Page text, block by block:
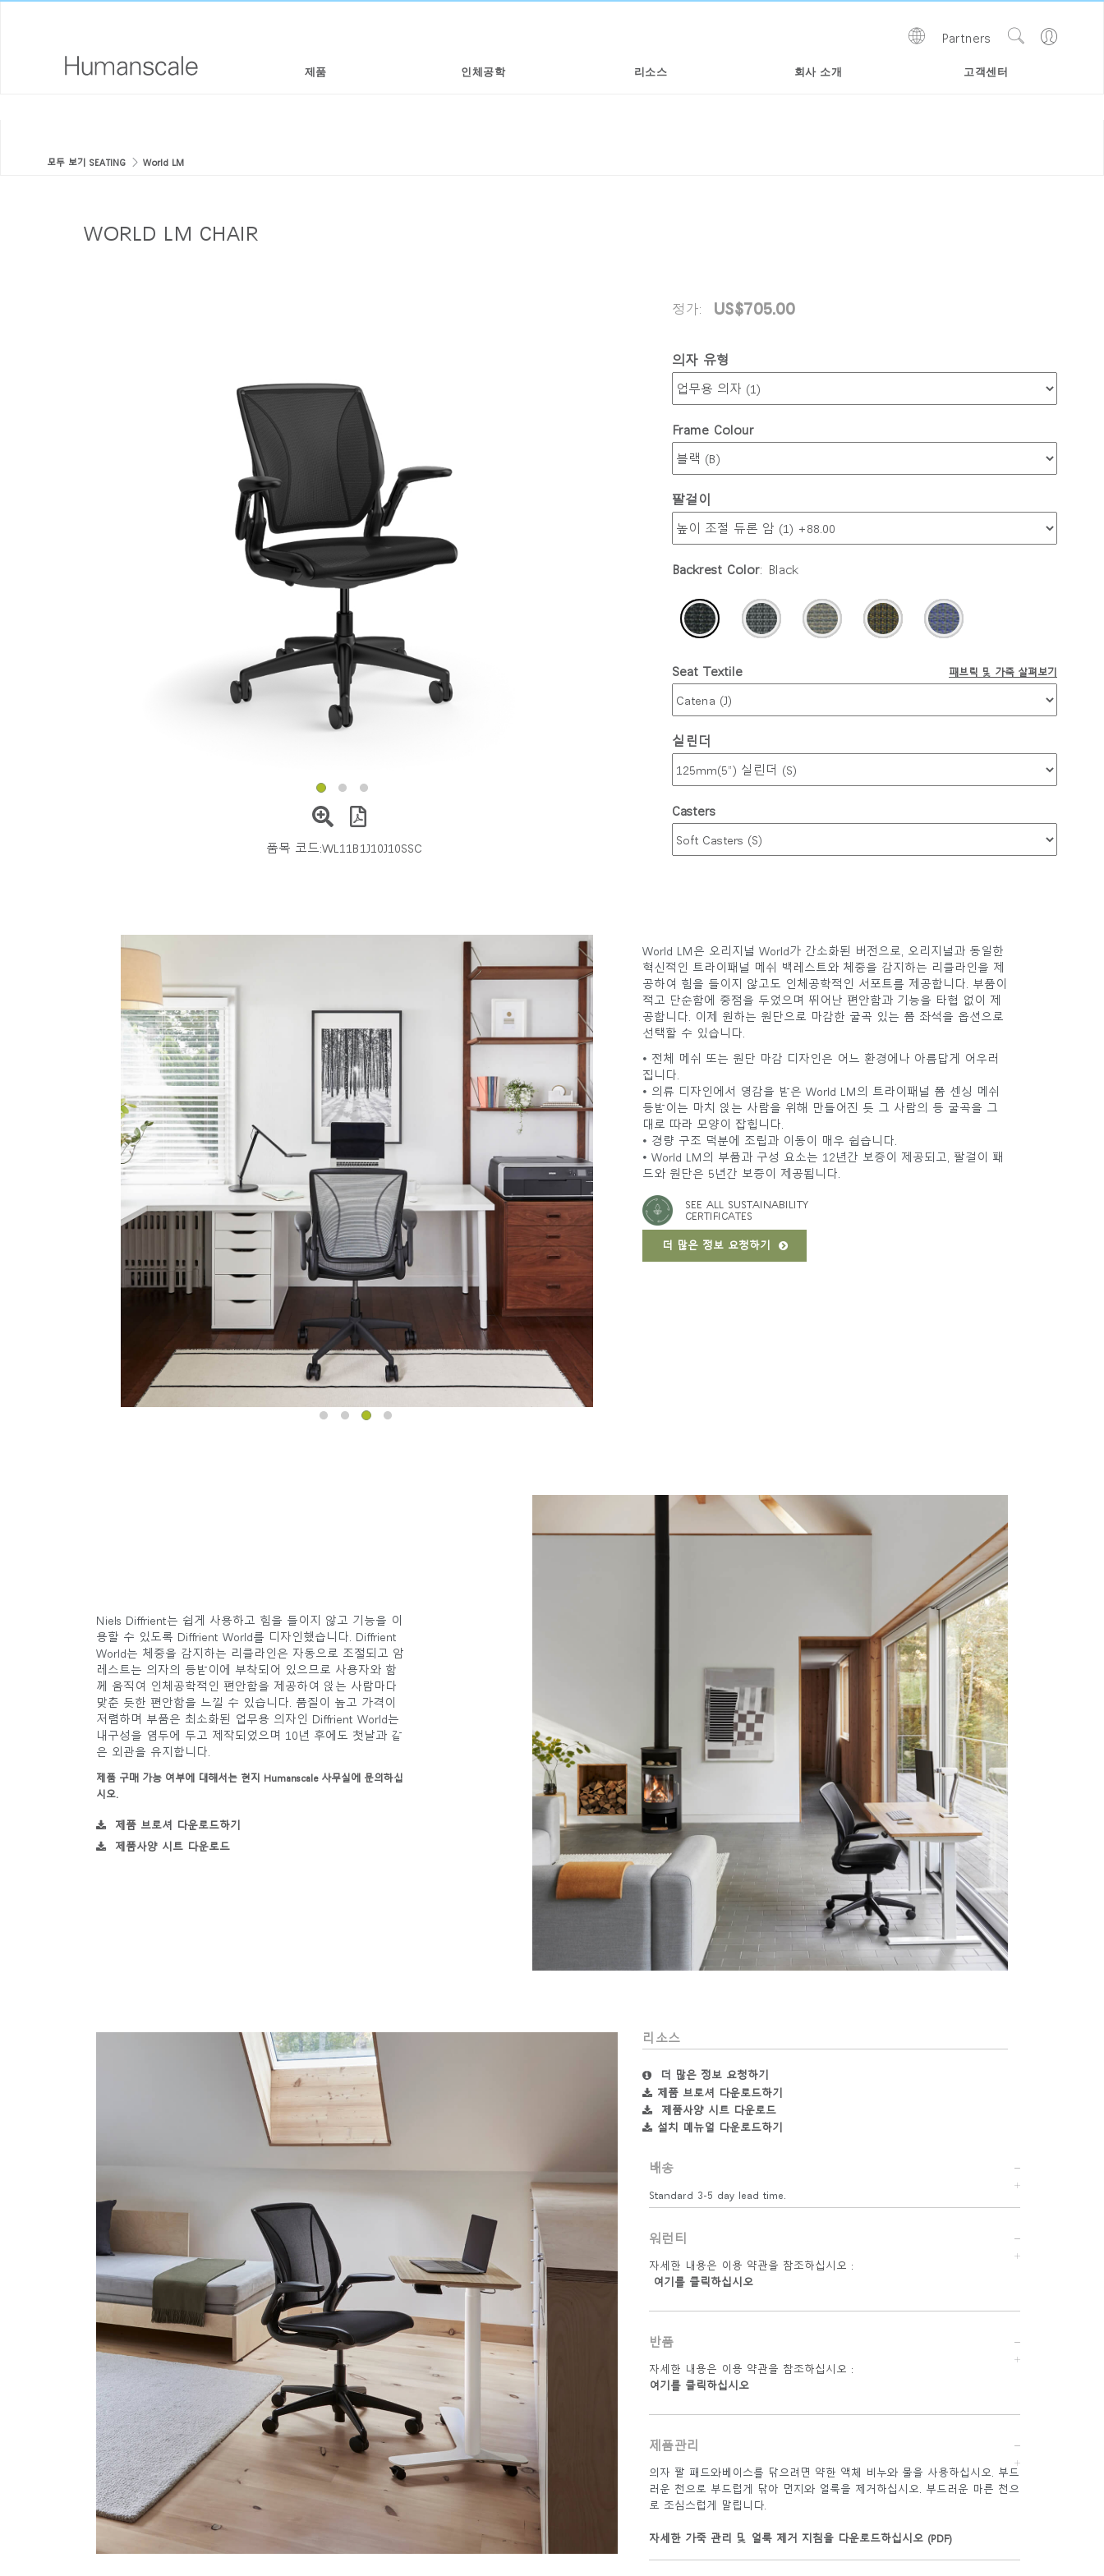
제품 인체공학 리소스 회사 소개 고객센터
Go
Site
Partners
Show
높이 조절 솔루션
키보드 시스템
라이브러리 다운로드
PRICING GUIDES
사회적 책임
로그인
회원가입
모두 보기 SEATING World LM
WORLD LM CHAIR
품목 코드:WL11B1J10J10SSC
정가: US$705.00
의자 유형
Frame Colour
팔걸이
Backrest Color: Black
패브릭 및 가죽 살펴보기
Seat Textile
실린더
Casters
World LM은 오리지널 World가 간소화된 버전으로, 오리지널과 동일한
혁신적인 트라이패널 메쉬 백레스트와 체중을 감지하는 리클라인을 제
공하여 힘을 들이지 않고도 인체공학적인 서포트를 제공합니다. 부품이
적고 단순함에 중점을 두었으며 뛰어난 편안함과 기능을 타협 없이 제
공합니다. 이제 원하는 원단으로 마감한 굴곡 있는 폼 좌석을 옵션으로
선택할 수 있습니다.
• 전체 메쉬 또는 원단 마감 디자인은 어느 환경에나 아름답게 어우러
집니다.
• 의류 디자인에서 영감을 받은 World LM의 트라이패널 폼 센싱 메쉬
등받이는 마치 앉는 사람을 위해 만들어진 듯 그 사람의 등 굴곡을 그
대로 따라 모양이 잡힙니다.
• 경량 구조 덕분에 조립과 이동이 매우 쉽습니다.
• World LM의 부품과 구성 요소는 12년간 보증이 제공되고, 팔걸이 패
드와 원단은 5년간 보증이 제공됩니다.
SEE ALL SUSTAINABILITY
CERTIFICATES
더 많은 정보 요청하기
Niels Diffrient는 쉽게 사용하고 힘을 들이지 않고 기능을 이
용할 수 있도록 Diffrient World를 디자인했습니다. Diffrient
World는 체중을 감지하는 리클라인은 자동으로 조절되고 암
레스트는 의자의 등받이에 부착되어 있으므로 사용자와 함
께 움직여 인체공학적인 편안함을 제공하여 앉는 사람마다
맞춘 듯한 편안함을 느낄 수 있습니다. 품질이 높고 가격이
저렴하며 부품은 최소화된 업무용 의자인 Diffrient World는
내구성을 염두에 두고 제작되었으며 10년 후에도 첫날과 같
은 외관을 유지합니다.
제품 구매 가능 여부에 대해서는 현지 Humanscale 사무실에 문의하십
시오.
제품 브로셔 다운로드하기
제품사양 시트 다운로드
리소스
더 많은 정보 요청하기
제품 브로셔 다운로드하기
제품사양 시트 다운로드
설치 메뉴얼 다운로드하기
배송
Standard 3-5 day lead time.
워런티
자세한 내용은 이용 약관을 참조하십시오 :
여기를 클릭하십시오
반품
자세한 내용은 이용 약관을 참조하십시오 :
여기를 클릭하십시오
제품관리
의자 팔 패드와베이스를 닦으려면 약한 액체 비누와 물을 사용하십시오. 부드
러운 천으로 부드럽게 닦아 먼지와 얼룩을 제거하십시오. 부드러운 마른 천으
로 조심스럽게 말립니다.
자세한 가죽 관리 및 얼룩 제거 지침을 다운로드하십시오 (PDF)